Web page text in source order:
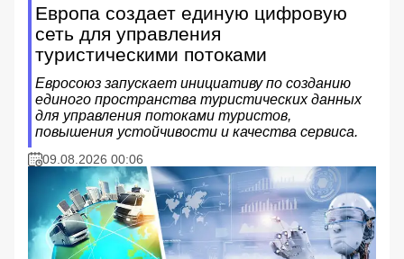
Европа создает единую цифровую
сеть для управления
туристическими потоками
Евросоюз запускает инициативу по созданию
единого пространства туристических данных
для управления потоками туристов,
повышения устойчивости и качества сервиса.
09.08.2026 00:06